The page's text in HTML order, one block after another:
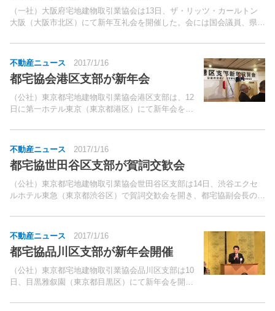
（一社）大阪府宅地建物取引業協会は13日、ザ・リッツ・カールトン
大阪（大阪市北区）にて新年互礼会を開催した。会には国会議員、県議
不動産ニュース 2017/1/16
都宅協会港区支部が新年会
（公社）東京都宅地建物取引業協会港区支部は、12
日に第一ホテル東京（東京都港区）にて新年会を開
た。主催者を代表して挨拶を行なった三ツ石 孝司
支部長は、「東京都港区は、2020年の東京五輪に
向けて、整...
不動産ニュース 2017/1/16
都宅協世田谷区支部が賀詞交歓会
（公社）東京都宅地建物取引業協会世田谷区支部は14日、渋谷エクセ
ルホテル東急（東京都渋谷区）で賀詞交歓会を開き、都宅協副会長の新
冒頭挨拶した渡邊 勉支部長（写真）は「昨年から業法...
不動産ニュース 2017/1/16
都宅協品川区支部が新年会開催
（公社）東京都宅地建物取引業協会品川区支部は10
日、目黒雅叙園（東京都目黒区）にて新年会を開催
して挨拶に立った飯野郁男支部長は、「ここ東京都